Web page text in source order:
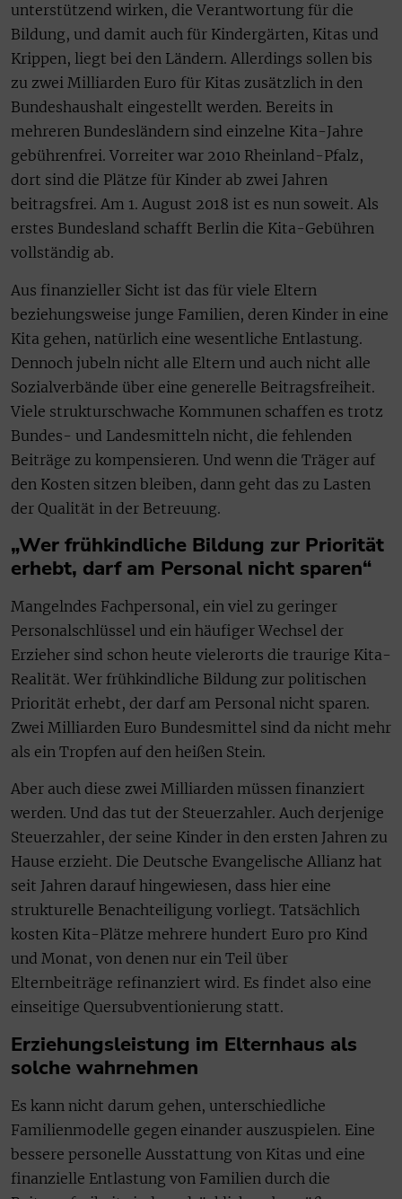
unterstützend wirken, die Verantwortung für die
Bildung, und damit auch für Kindergärten, Kitas und
Krippen, liegt bei den Ländern. Allerdings sollen bis
zu zwei Milliarden Euro für Kitas zusätzlich in den
Bundeshaushalt eingestellt werden. Bereits in
mehreren Bundesländern sind einzelne Kita-Jahre
gebührenfrei. Vorreiter war 2010 Rheinland-Pfalz,
dort sind die Plätze für Kinder ab zwei Jahren
beitragsfrei. Am 1. August 2018 ist es nun soweit. Als
erstes Bundesland schafft Berlin die Kita-Gebühren
vollständig ab.
Aus finanzieller Sicht ist das für viele Eltern
beziehungsweise junge Familien, deren Kinder in eine
Kita gehen, natürlich eine wesentliche Entlastung.
Dennoch jubeln nicht alle Eltern und auch nicht alle
Sozialverbände über eine generelle Beitragsfreiheit.
Viele strukturschwache Kommunen schaffen es trotz
Bundes- und Landesmitteln nicht, die fehlenden
Beiträge zu kompensieren. Und wenn die Träger auf
den Kosten sitzen bleiben, dann geht das zu Lasten
der Qualität in der Betreuung.
„Wer frühkindliche Bildung zur Priorität
erhebt, darf am Personal nicht sparen“
Mangelndes Fachpersonal, ein viel zu geringer
Personalschlüssel und ein häufiger Wechsel der
Erzieher sind schon heute vielerorts die traurige Kita-
Realität. Wer frühkindliche Bildung zur politischen
Priorität erhebt, der darf am Personal nicht sparen.
Zwei Milliarden Euro Bundesmittel sind da nicht mehr
als ein Tropfen auf den heißen Stein.
Aber auch diese zwei Milliarden müssen finanziert
werden. Und das tut der Steuerzahler. Auch derjenige
Steuerzahler, der seine Kinder in den ersten Jahren zu
Hause erzieht. Die Deutsche Evangelische Allianz hat
seit Jahren darauf hingewiesen, dass hier eine
strukturelle Benachteiligung vorliegt. Tatsächlich
kosten Kita-Plätze mehrere hundert Euro pro Kind
und Monat, von denen nur ein Teil über
Elternbeiträge refinanziert wird. Es findet also eine
einseitige Quersubventionierung statt.
Erziehungsleistung im Elternhaus als
solche wahrnehmen
Es kann nicht darum gehen, unterschiedliche
Familienmodelle gegen einander auszuspielen. Eine
bessere personelle Ausstattung von Kitas und eine
finanzielle Entlastung von Familien durch die